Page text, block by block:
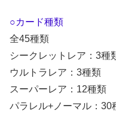
○カード種類
全45種類
シークレットレア：3種
ウルトラレア：3種類
スーパーレア：12種類
パラレル+ノーマル：30